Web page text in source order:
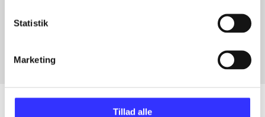
Statistik
Marketing
Tillad alle
Fra